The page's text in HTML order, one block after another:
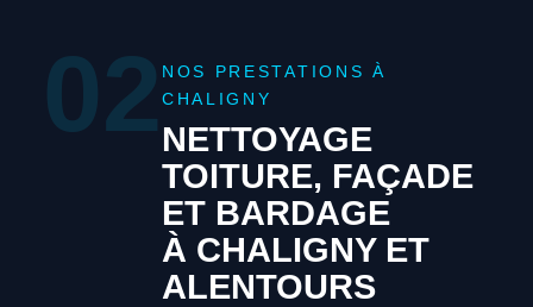
02 NOS PRESTATIONS À
CHALIGNY
NETTOYAGE
TOITURE, FAÇADE
ET BARDAGE
À CHALIGNY ET
ALENTOURS